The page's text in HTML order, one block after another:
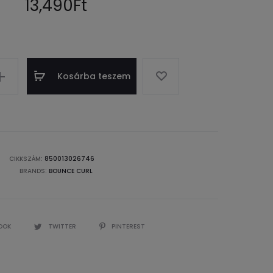
13,490Ft
Kosárba teszem
CIKKSZÁM: 850013026746
BRANDS: BOUNCE CURL
TWITTER PINTEREST